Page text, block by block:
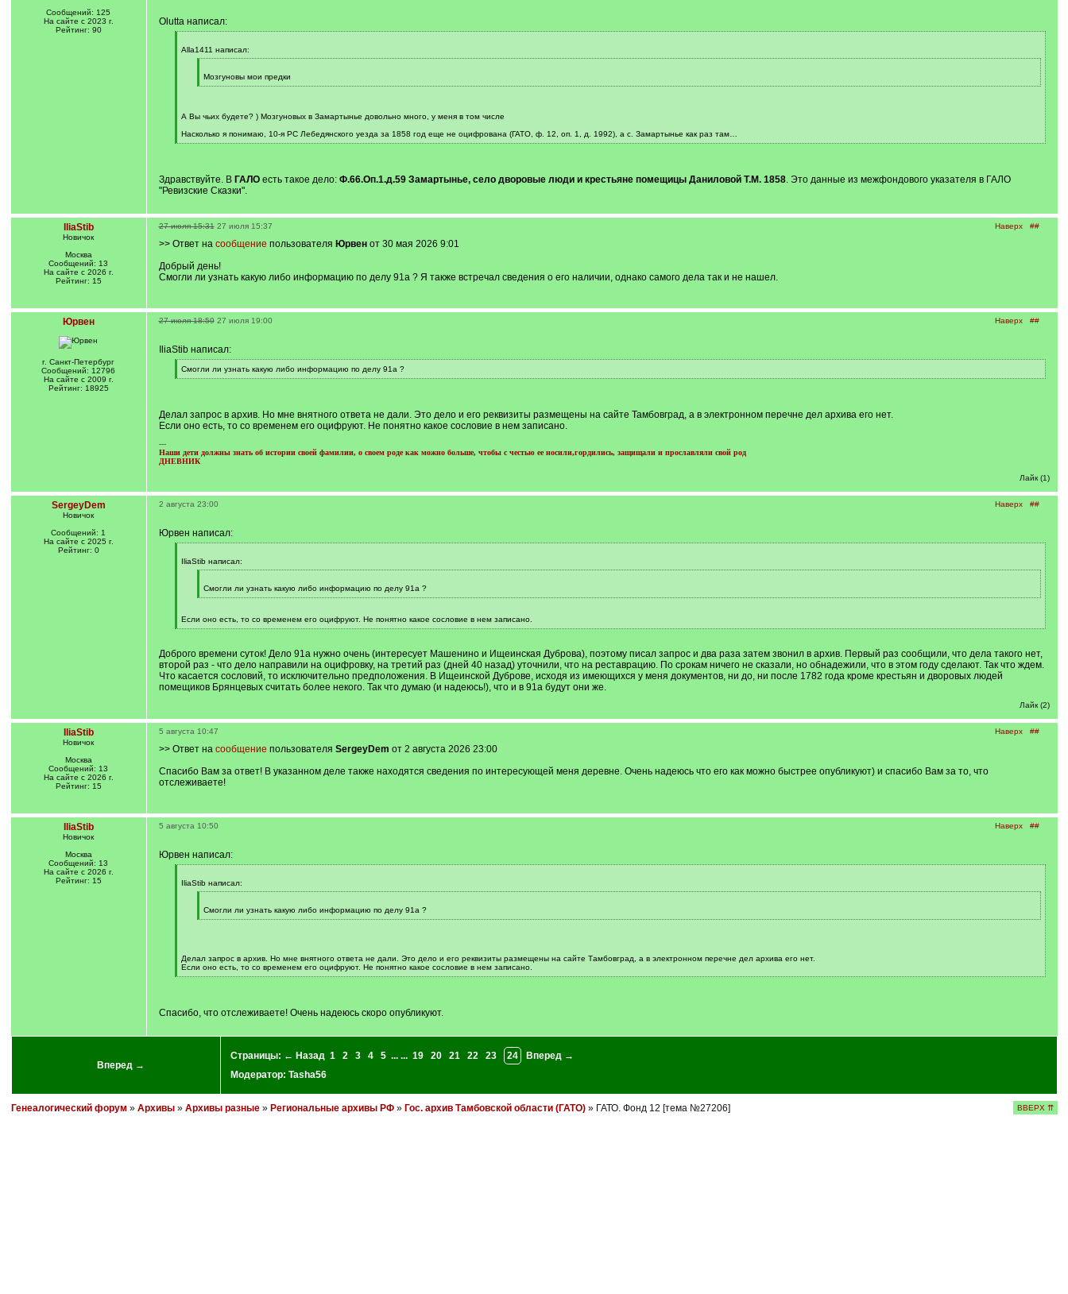
Сообщений: 125
На сайте с 2023 г.
Рейтинг: 90
Olutta написал:
q
Alla1411 написал:
q
]
Мозгуновы мои предки
[
А Вы чьих будете? ) Мозгуновых в Замартынье довольно много, у меня в том числе
Насколько я понимаю, 10-я РС Лебедянского уезда за 1858 год еще не оцифрована (ГАТО, ф. 12, оп. 1, д. 1992), а с. Замартынье как раз там…
[
Здравствуйте. В ГАЛОесть такое дело: Ф.66.Оп.1.д.59 Замартынье, село дворовые люди и крестьяне помещицы Даниловой Т.М. 1858. Это данные из межфондового указателя в ГАЛО
"Ревизские Сказки".
IliaStib
Новичок
Москва
Сообщений: 13
На сайте с 2026 г.
Рейтинг: 15
Наверх ##
27 июля 15:31 27 июля 15:37
>> Ответ на сообщение пользователя Юрвенот 30 мая 2026 9:01
Добрый день!
Смогли ли узнать какую либо информацию по делу 91а ? Я также встречал сведения о его наличии, однако самого дела так и не нашел.
Юрвен
г. Санкт-Петербург
Сообщений: 12796
На сайте с 2009 г.
Рейтинг: 18925
Наверх ##
27 июля 18:59 27 июля 19:00
IliaStib написал:
[
q
Смогли ли узнать какую либо информацию по делу 91а ?
[
Делал запрос в архив. Но мне внятного ответа не дали. Это дело и его реквизиты размещены на сайте Тамбовград, а в электронном перечне дел архива его нет.
Если оно есть, то со временем его оцифруют. Не понятно какое сословие в нем записано.
---
Наши дети должны знать об истории своей фамилии, о своем роде как можно больше, чтобы с честью ее носили,гордились, защищали и прославляли свой род
ДНЕВНИК
Лайк (1)
SergeyDem
Новичок
Сообщений: 1
На сайте с 2025 г.
Рейтинг: 0
Наверх ##
2 августа 23:00
Юрвен написал:
q
IliaStib написал:
q
]
Смогли ли узнать какую либо информацию по делу 91а ?
[
]
Если оно есть, то со временем его оцифруют. Не понятно какое сословие в нем записано.
[
]
Доброго времени суток! Дело 91а нужно очень (интересует Машенино и Ищеинская Дуброва), поэтому писал запрос и два раза затем звонил в архив. Первый раз сообщили, что дела такого нет,
второй раз - что дело направили на оцифровку, на третий раз (дней 40 назад) уточнили, что на реставрацию. По срокам ничего не сказали, но обнадежили, что в этом году сделают. Так что ждем.
Что касается сословий, то исключительно предположения. В Ищеинской Дуброве, исходя из имеющихся у меня документов, ни до, ни после 1782 года кроме крестьян и дворовых людей
помещиков Брянцевых считать более некого. Так что думаю (и надеюсь!), что и в 91а будут они же.
Лайк (2)
IliaStib
Новичок
Москва
Сообщений: 13
На сайте с 2026 г.
Рейтинг: 15
Наверх ##
5 августа 10:47
>> Ответ на сообщение пользователя SergeyDem от 2 августа 2026 23:00
Спасибо Вам за ответ! В указанном деле также находятся сведения по интересующей меня деревне. Очень надеюсь что его как можно быстрее опубликуют) и спасибо Вам за то, что
отслеживаете!
IliaStib
Новичок
Москва
Сообщений: 13
На сайте с 2026 г.
Рейтинг: 15
Наверх ##
5 августа 10:50
Юрвен написал:
q
IliaStib написал:
q
]
Смогли ли узнать какую либо информацию по делу 91а ?
[
Делал запрос в архив. Но мне внятного ответа не дали. Это дело и его реквизиты размещены на сайте Тамбовград, а в электронном перечне дел архива его нет.
Если оно есть, то со временем его оцифруют. Не понятно какое сословие в нем записано.
[
Спасибо, что отслеживаете! Очень надеюсь скоро опубликуют.
Вперед →
Страницы: ← Назад 1 2 3 4 5 ... ... 19 20 21 22 23 24
Вперед →
Модератор: Tasha56
Генеалогический форум » Архивы» Архивы разные» Региональные архивы РФ» Гос. архив Тамбовской области (ГАТО)» ГАТО. Фонд 12 [тема №27206] ВВЕРХ ⇈